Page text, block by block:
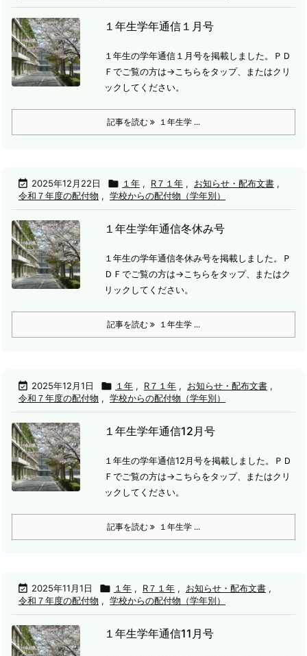
１年生学年通信１月号
１年生の学年通信１月号を掲載しました。
ＰＤ
Ｆでご覧の方は→こちらをタップ、またはクリ
ックしてください。
記事を読む １年生学 ...
 2025年12月22日  １年 , R７１年 , お知らせ・配布文書 ,
令和７年度の配付物 , 学校からの配付物（学年別）
１年生学年通信冬休み号
１年生の学年通信冬休み号を掲載しました。
Ｐ
ＤＦでご覧の方は→こちらをタップ、またはク
リックしてください。
記事を読む １年生学 ...
 2025年12月1日  １年 , R７１年 , お知らせ・配布文書 ,
令和７年度の配付物 , 学校からの配付物（学年別）
１年生学年通信12月号
１年生の学年通信12月号を掲載しました。
ＰＤ
Ｆでご覧の方は→こちらをタップ、またはクリ
ックしてください。
記事を読む １年生学 ...
 2025年11月1日  １年 , R７１年 , お知らせ・配布文書 ,
令和７年度の配付物 , 学校からの配付物（学年別）
１年生学年通信11月号